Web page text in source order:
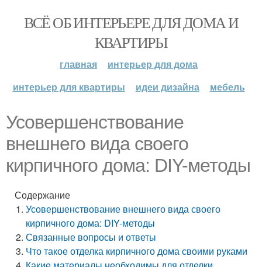
ВСЁ ОБ ИНТЕРЬЕРЕ ДЛЯ ДОМА И
КВАРТИРЫ
главная
интерьер для дома
интерьер для квартиры
идеи дизайна мебель
Усовершенствование
внешнего вида своего
кирпичного дома: DIY-методы
Содержание
Усовершенствование внешнего вида своего
кирпичного дома: DIY-методы
Связанные вопросы и ответы
Что такое отделка кирпичного дома своими руками